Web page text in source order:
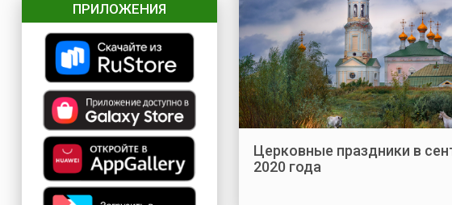
ПРИЛОЖЕНИЯ
Церковные праздники в
2020 года